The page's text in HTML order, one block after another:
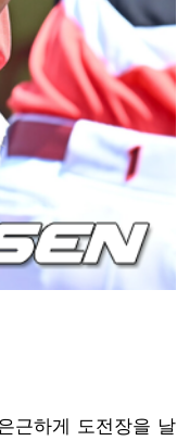
근하게 도전장을 날